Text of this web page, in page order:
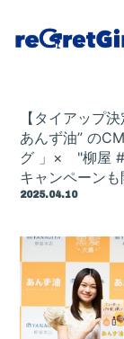
【タイアップ
あんず油” の
グ 」× "柳屋 #
キャンペーンも
2025.04.10